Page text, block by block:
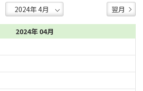
翌月
2024年 04月